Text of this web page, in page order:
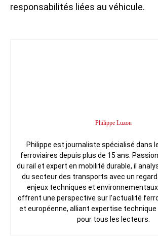
responsabilités liées au véhicule.
Philippe Luzon
Philippe est journaliste spécialisé dans
ferroviaires depuis plus de 15 ans.
du rail et expert en mobilité durable, il
du secteur des transports avec un
enjeux techniques et
offrent une perspective sur l’actualité
et européenne, alliant expertise
pour tous les lecteurs.